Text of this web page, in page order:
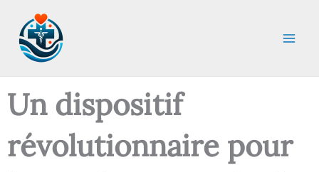
contenu
Un dispositif
révolutionnaire pour